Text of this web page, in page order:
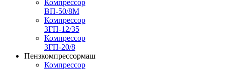
Компрессор
ВП-50/8М
Компрессор
3ГП-12/35
Компрессор
3ГП-20/8
Пензкомпрессормаш
Компрессор